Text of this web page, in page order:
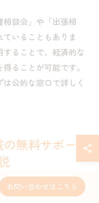
談会」や「出張相
いることもありま
ることで、経済的な
ることが可能です。
公的な窓口で詳しく
無料サポート
するコツ
お問い合わせはこちら